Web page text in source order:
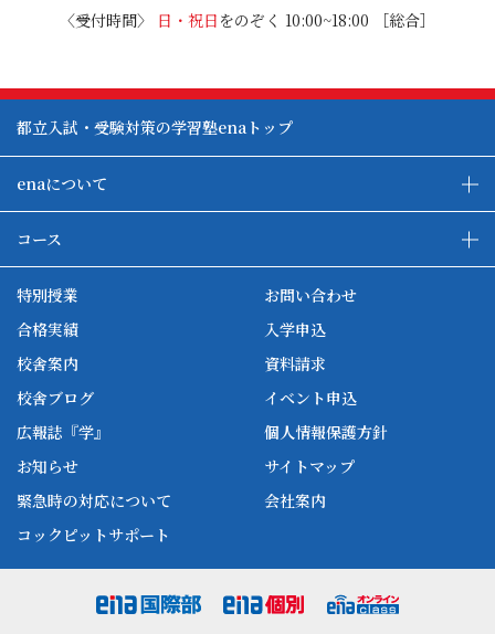
〈受付時間〉 日・祝日 をのぞく 10:00~18:00 ［総合］
都立入試・受験対策の学習塾enaトップ
enaについて
ena本部について
ena国立タワー竣工
ena-base
新開校
コース
特別授業
合格実績
校舎案内
校舎ブログ
広報誌『学』
お知らせ
緊急時の対応について
コックピットサポート
お問い合わせ
入学申込
資料請求
イベント申込
個人情報保護方針
サイトマップ
会社案内